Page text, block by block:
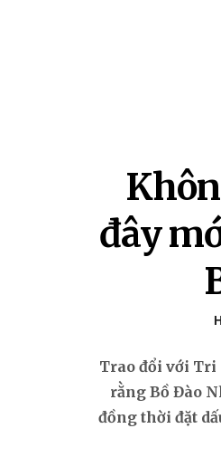
đây
Trao đổi với Tri
rằng Bồ Đào
đồng thời đặt